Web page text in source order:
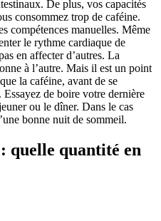
De plus, vos capacités
consommez trop de caféine.
compétences manuelles. Même
le rythme cardiaque de
en affecter d’autres. La
à l’autre. Mais il est un point
la caféine, avant de se
Essayez de boire votre dernière
ou le dîner. Dans le cas
bonne nuit de sommeil.
quelle quantité en